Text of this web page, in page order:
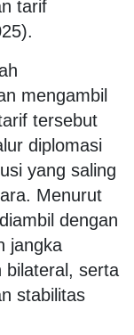
tarif
mengambil
tersebut
diplomasi
yang saling
Menurut
dengan
jangka
bilateral, serta
stabilitas